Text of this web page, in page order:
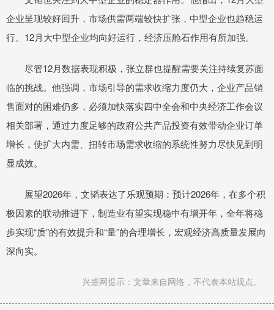
企业呈现较好回升，市场供需两端较快扩张，中型企业也趋稳运
行。12月大中型企业均向好运行，经济压舱石作用有所加强。
尽管12月数据表现积极，张立群也提醒需要关注持续复苏面
临的挑战。他强调，市场引导的需求收缩力度仍大，企业产品销
售面对的困难仍多，必须加快落实四中全会和中央经济工作会议
相关部署，通过力度足够的政府公共产品投资有效带动企业订单
增长，使扩大内需、扭转市场需求收缩的系统性努力尽快见到明
显成效。
展望2026年，文韬表达了乐观预期：预计2026年，在多个积
极因素的联动推进下，制造业有望实现稳中有增开年，全年将稳
步实现“质”的有效提升和“量”的合理增长，宏观经济高质量发展向
深向实。
兴盛网提示：文章来自网络，不代表本站观点。